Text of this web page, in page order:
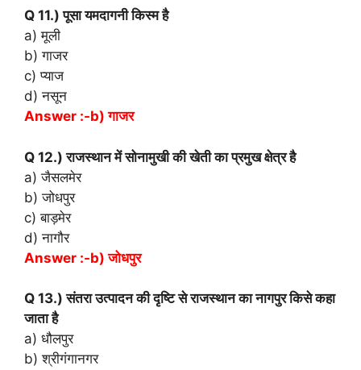
Q 11.) पूसा यमदागनी किस्म है
a) मूली
b) गाजर
c) प्याज
d) नसून
Answer :-b) गाजर
Q 12.) राजस्थान में सोनामुखी की खेती का प्रमुख क्षेत्र है
a) जैसलमेर
b) जोधपुर
c) बाड़मेर
d) नागौर
Answer :-b) जोधपुर
Q 13.) संतरा उत्पादन की दृष्टि से राजस्थान का नागपुर किसे कहा
जाता है
a) धौलपुर
b) श्रीगंगानगर